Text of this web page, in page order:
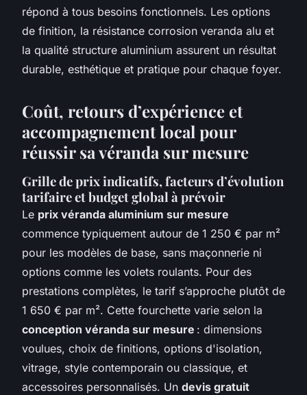
répond à tous besoins fonctionnels. Les options
de finition, la résistance corrosion veranda alu et
la qualité structure aluminium assurent un résultat
durable, esthétique et pratique pour chaque foyer.
Coût, retours d’expérience et
accompagnement local pour
réussir sa véranda sur mesure
Grille de prix indicatifs, facteurs d’évolution
tarifaire et budget global à prévoir
Le prix véranda aluminium sur mesure
commence typiquement autour de 1 250 € par m²
pour les modèles de base, sans maçonnerie ni
options comme les volets roulants. Pour des
prestations complètes, le tarif s’approche plutôt de
1 650 € par m². Cette fourchette varie selon la
conception véranda sur mesure : dimensions
voulues, choix de finitions, options d'isolation,
vitrage, style contemporain ou classique, et
accessoires personnalisés. Un devis gratuit